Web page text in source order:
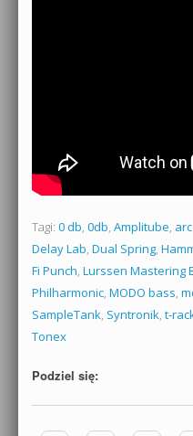
Tagi: 0 db, 0db, Amplitube,
Delay Lab, Dual Spring,
Fi Punch, Lurssen Mastering
Philharmonic, MODO bass,
SampleTank, Syntronik, t-
Tonex
Podziel się: